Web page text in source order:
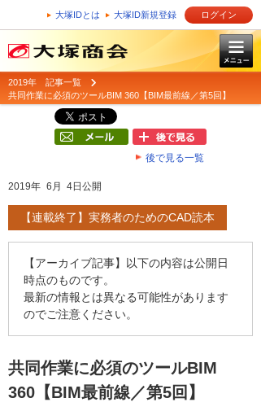
大塚IDとは 大塚ID新規登録 ログイン
2019年 記事一覧
共同作業に必須のツールBIM 360【BIM最前線／第5回】
後で見る一覧
2019年 6月 4日公開
【連載終了】実務者のためのCAD読本
【アーカイブ記事】以下の内容は公開日
時点のものです。
最新の情報とは異なる可能性があります
のでご注意ください。
共同作業に必須のツールBIM
360【BIM最前線／第5回】